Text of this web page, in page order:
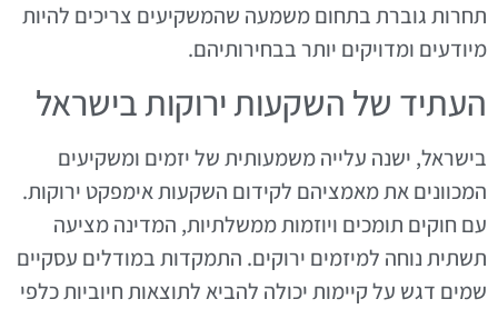
תחרות גוברת בתחום משמעה שהמשקיעים צריכים להיות
מיודעים ומדויקים יותר בבחירותיהם.
העתיד של השקעות ירוקות בישראל
בישראל, ישנה עלייה משמעותית של יזמים ומשקיעים
המכוונים את מאמציהם לקידום השקעות אימפקט ירוקות.
עם חוקים תומכים ויוזמות ממשלתיות, המדינה מציעה
תשתית נוחה למיזמים ירוקים. התמקדות במודלים עסקיים
שמים דגש על קיימות יכולה להביא לתוצאות חיוביות כלפי